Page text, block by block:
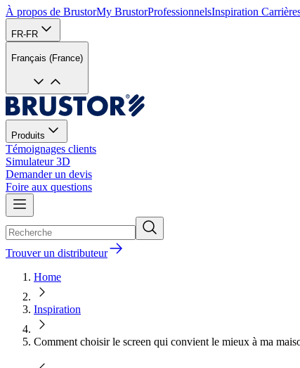
À propos de BrustorMy BrustorProfessionnelsInspiration
FR-FR
Français (France)
Produits
Témoignages clients
Simulateur 3D
Demander un devis
Foire aux questions
Trouver un distributeur
Home
Inspiration
Comment choisir le screen qui convient le mieux à ma